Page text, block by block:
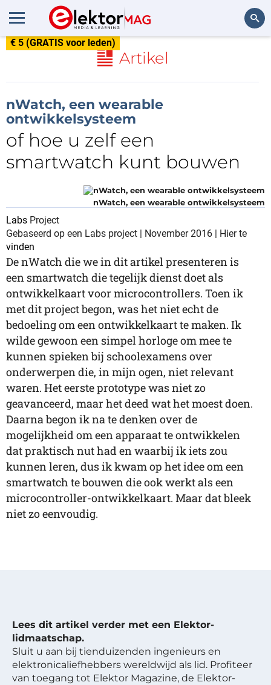
€ 5 (GRATIS voor leden)
Artikel
nWatch, een wearable
ontwikkelsysteem
of hoe u zelf een
smartwatch kunt bouwen
nWatch, een wearable ontwikkelsysteem
Labs Project
Gebaseerd op een Labs project | November 2016 | Hier te
vinden
De nWatch die we in dit artikel presenteren is
een smartwatch die tegelijk dienst doet als
ontwikkelkaart voor microcontrollers. Toen ik
met dit project begon, was het niet echt de
bedoeling om een ontwikkelkaart te maken. Ik
wilde gewoon een simpel horloge om mee te
kunnen spieken bij schoolexamens over
onderwerpen die, in mijn ogen, niet relevant
waren. Het eerste prototype was niet zo
geavanceerd, maar het deed wat het moest doen.
Daarna begon ik na te denken over de
mogelijkheid om een apparaat te ontwikkelen
dat praktisch nut had en waarbij ik iets zou
kunnen leren, dus ik kwam op het idee om een
smartwatch te bouwen die ook werkt als een
microcontroller-ontwikkelkaart. Maar dat bleek
niet zo eenvoudig.
Lees dit artikel verder met een Elektor-
lidmaatschap.
Sluit u aan bij tienduizenden ingenieurs en
elektronicaliefhebbers wereldwijd als lid. Profiteer
van toegang tot Elektor Magazine, de Elektor-